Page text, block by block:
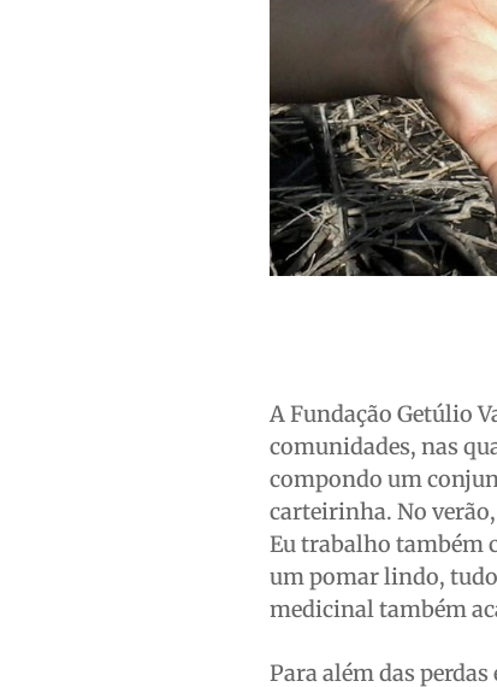
A Fundação Getúlio
comunidades, nas
compondo um
carteirinha. No
Eu trabalho também
um pomar lindo,
medicinal também
Para além das